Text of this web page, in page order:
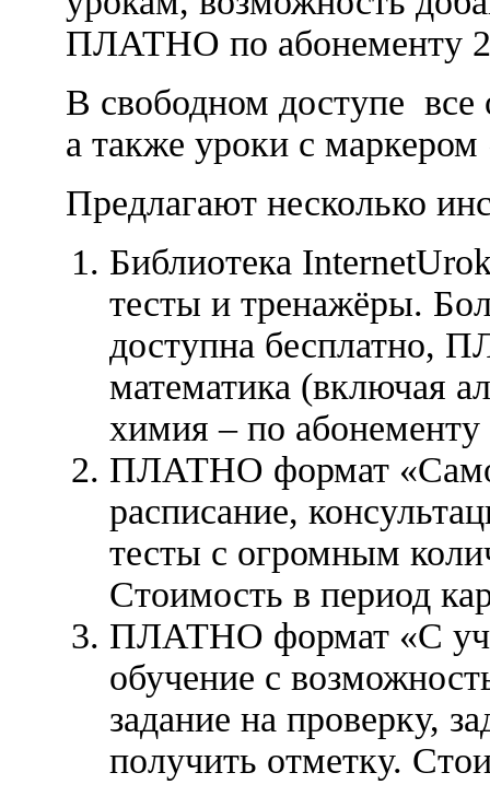
ПЛАТНО по абонементу
В свободном доступе все
а также уроки с
Предлагают несколько
Библиотека
тесты и тренажёры.
доступна бесплатно,
математика (включая
химия – по
ПЛАТНО формат
расписание,
тесты с огромным
Стоимость в период
ПЛАТНО формат «С
обучение с
задание на проверку,
получить отметку.